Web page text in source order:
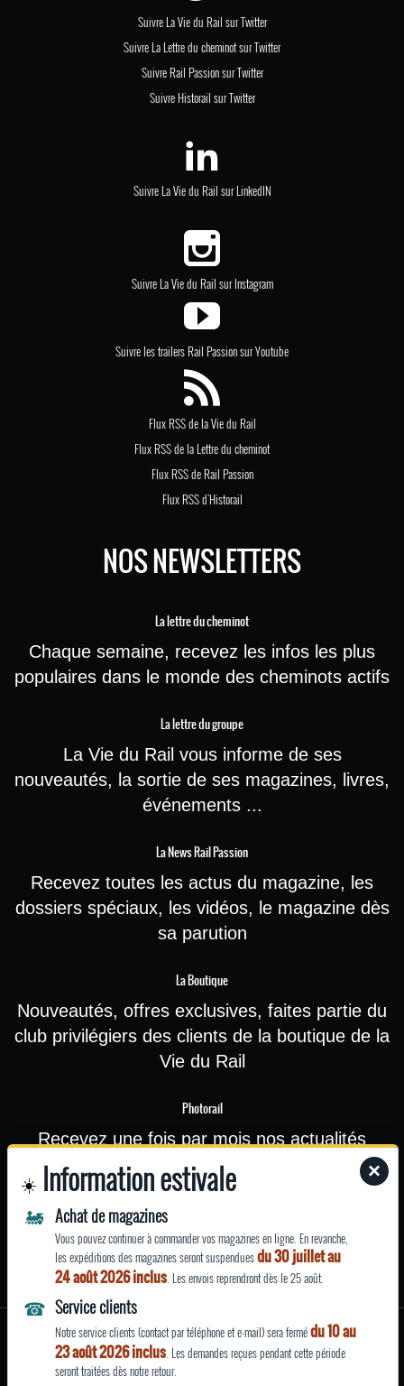
Suivre La Vie du Rail sur Twitter
Suivre La Lettre du cheminot sur Twitter
Suivre Rail Passion sur Twitter
Suivre Historail sur Twitter
Suivre La Vie du Rail sur LinkedIN
Suivre La Vie du Rail sur Instagram
Suivre les trailers Rail Passion sur Youtube
Flux RSS de la Vie du Rail
Flux RSS de la Lettre du cheminot
Flux RSS de Rail Passion
Flux RSS d'Historail
NOS NEWSLETTERS
La lettre du cheminot
Chaque semaine, recevez les infos les plus
populaires dans le monde des cheminots actifs
La lettre du groupe
La Vie du Rail vous informe de ses
nouveautés, la sortie de ses magazines, livres,
événements ...
La News Rail Passion
Recevez toutes les actus du magazine, les
dossiers spéciaux, les vidéos, le magazine dès
sa parution
La Boutique
Nouveautés, offres exclusives, faites partie du
club privilégiers des clients de la boutique de la
Vie du Rail
Photorail
Recevez une fois par mois nos actualités
(nouvelles photographies ou affiches
touristiques rajoutées sur le site) et nos offres
ponctuelles (promotions…)
EN SAVOIR
PLUS
Mentions légales
|
Qui sommes nous ?
|| Site fabriqué avec par La Vie du Rail
×
☀️ Information estivale
🚂 Achat de magazines
Vous pouvez continuer à commander vos magazines en ligne. En revanche,
les expéditions des magazines seront suspenduesdu 30 juillet au
24 août 2026 inclus. Les envois reprendront dès le 25 août.
☎ Service clients
Notre service clients (contact par téléphone et e-mail) sera fermédu 10 au
23 août 2026 inclus. Les demandes reçues pendant cette période
seront traitées dès notre retour.